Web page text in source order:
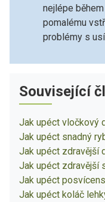
nejlépe
pomalému
problémy s
Související
Jak upéct vločkový
Jak upéct snadný
Jak upéct zdravější
Jak upéct zdravější
Jak upéct
Jak upéct koláč